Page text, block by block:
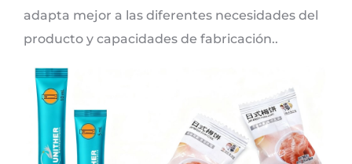
adapta mejor a las diferentes necesidades del
producto y capacidades de fabricación..